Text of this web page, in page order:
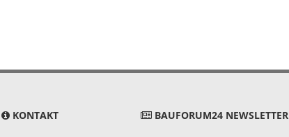
KONTAKT BAUFORUM24 NEWSLETTER